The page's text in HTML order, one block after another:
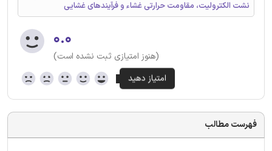
نشت الکترولیت، مقاومت حرارتی غشاء و فرآیندهای غشایی
۰.۰
(هنوز امتیازی ثبت نشده است)
فهرست مطالب